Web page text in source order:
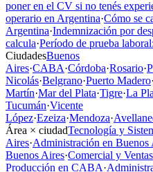
poner en el CV si no tenés
operario en Argentina·Cómo se
Argentina·Indemnización por
calcula·Período de prueba
CiudadesBuenos
Aires·CABA·Córdoba·Rosario·
Nicolás·Belgrano·Puerto Madero·
Martín·Mar del Plata·Tigre·La
Tucumán·Vicente
López·Ezeiza·Mendoza·
Área × ciudadTecnología y
Aires·Administración en Buenos
Buenos Aires·Comercial y
Producción en CABA·